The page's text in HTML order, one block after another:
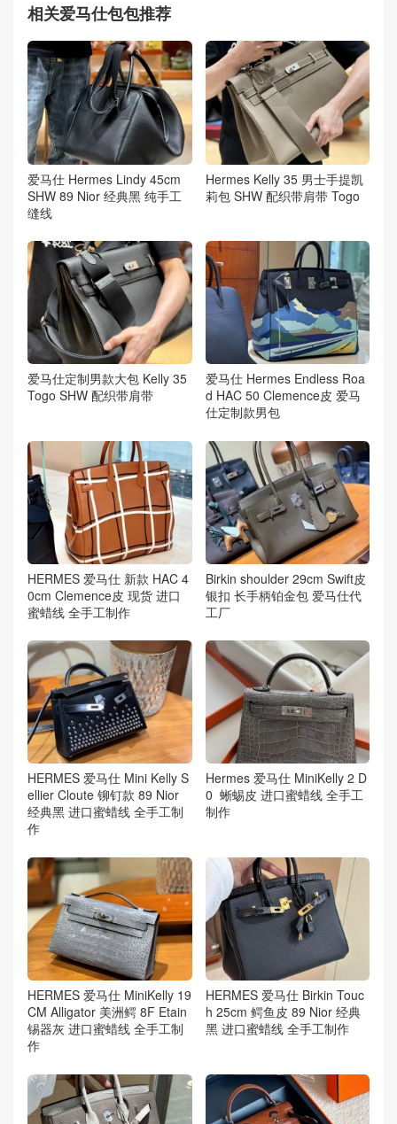
相关爱马仕包包推荐
爱马仕 Hermes Lindy 45cm
SHW 89 Nior 经典黑 纯手工
缝线
Hermes Kelly 35 男士手提凯
莉包 SHW 配织带肩带 Togo
爱马仕定制男款大包 Kelly 35
Togo SHW 配织带肩带
爱马仕 Hermes Endless Roa
d HAC 50 Clemence皮 爱马
仕定制款男包
HERMES 爱马仕 新款 HAC 4
0cm Clemence皮 现货 进口
蜜蜡线 全手工制作
Birkin shoulder 29cm Swift皮
银扣 长手柄铂金包 爱马仕代
工厂
HERMES 爱马仕 Mini Kelly S
ellier Cloute 铆钉款 89 Nior
经典黑 进口蜜蜡线 全手工制
作
Hermes 爱马仕 MiniKelly 2 D
0 蜥蜴皮 进口蜜蜡线 全手工
制作
HERMES 爱马仕 MiniKelly 19
CM Alligator 美洲鳄 8F Etain
锡器灰 进口蜜蜡线 全手工制
作
HERMES 爱马仕 Birkin Touc
h 25cm 鳄鱼皮 89 Nior 经典
黑 进口蜜蜡线 全手工制作